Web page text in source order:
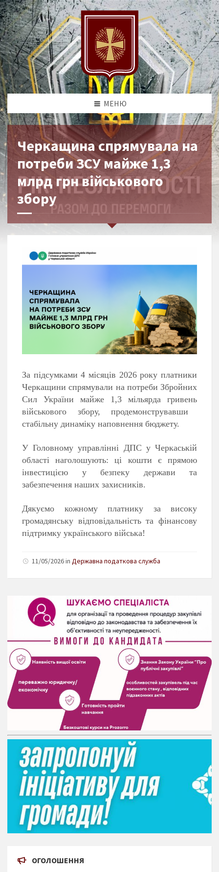
МЕНЮ
Черкащина спрямувала на
потреби ЗСУ майже 1,3
млрд грн військового
збору
За підсумками 4 місяців 2026 року платники
Черкащини спрямували на потреби Збройних
Сил України майже 1,3 мільярда гривень
військового збору, продемонструвавши
стабільну динаміку наповнення бюджету.
У Головному управлінні ДПС у Черкаській
області наголошують: ці кошти є прямою
інвестицією у безпеку держави та
забезпечення наших захисників.
Дякуємо кожному платнику за високу
громадянську відповідальність та фінансову
підтримку українського війська!
11/05/2026 in Державна податкова служба
ОГОЛОШЕННЯ